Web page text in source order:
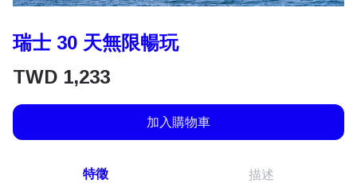
瑞士 30 天無限暢玩
TWD 1,233
加入購物車
特徵 描述